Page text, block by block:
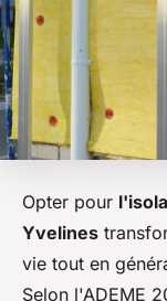
Opter pour
Yvelines
vie tout en
Selon l'ADEME